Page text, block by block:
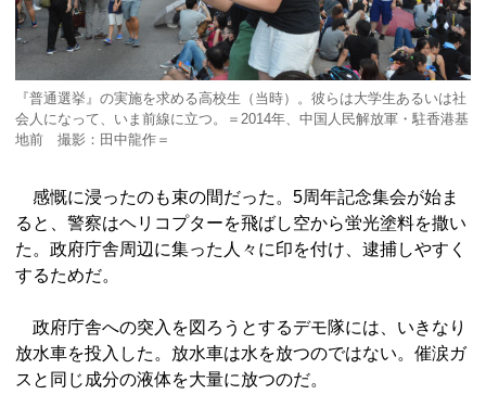
『普通選挙』の実施を求める高校生（当時）。彼らは大学生あるいは社
会人になって、いま前線に立つ。＝2014年、中国人民解放軍・駐香港基
地前 撮影：田中龍作＝
感慨に浸ったのも束の間だった。5周年記念集会が始ま
ると、警察はヘリコプターを飛ばし空から蛍光塗料を撒い
た。政府庁舎周辺に集った人々に印を付け、逮捕しやすく
するためだ。
政府庁舎への突入を図ろうとするデモ隊には、いきなり
放水車を投入した。放水車は水を放つのではない。催涙ガ
スと同じ成分の液体を大量に放つのだ。